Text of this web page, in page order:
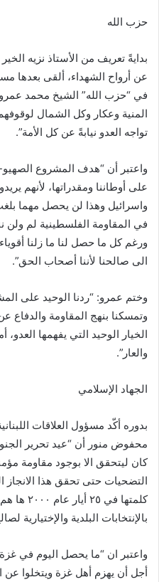
حزب الله
بدايةً تعريف من الأستاذ نزيه
عن أرواح الشهداء، ألقى بعدها
في “حزب الله” الشيخ محمد عمرو
المنية وعكار وكل الشمال
تواجه العدو نيابةً عن كل الأمة”.
واعتبر أن “هدف المشروع
على أوطاننا ومقدراتها، لأنهم
واسرائيل وهذا لن يحصل مهما
في المقاومة الفلسطينية لم ولن
ورغم كل ما حصل لنا ما زلنا
الى صالحنا لأننا أصحاب الحق”.
وختم عمرو: “ردنا الوحيد على
وتمسكنا بنهج المقاومة والدفاع
الخيار الوحيد التي يفهمها العدو،
والعار”.
الجهاد الإسلامي
بدوره أكّد مسؤول العلاقات
محفوض منور أن “عيد تحرير
كان ليتحقق الا بوجود مقاومة
التضحيات حتى تحقق هذا الانجاز
كلمتها
بالإنتخابات البلدية والإختيارية
واعتبر ان “ما يحصل اليوم
أجل أن يهزم أهل غزة ويتخلوا عن